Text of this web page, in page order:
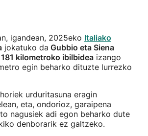
igandean, 2025eko Italiako
jokatuko da Gubbio eta Siena
181 kilometroko ibilbidea izango
egin beharko dituzte lurrezko
urduritasuna eragin
eta, ondorioz, garaipena
nagusiek adi egon beharko dute
denborarik ez galtzeko.